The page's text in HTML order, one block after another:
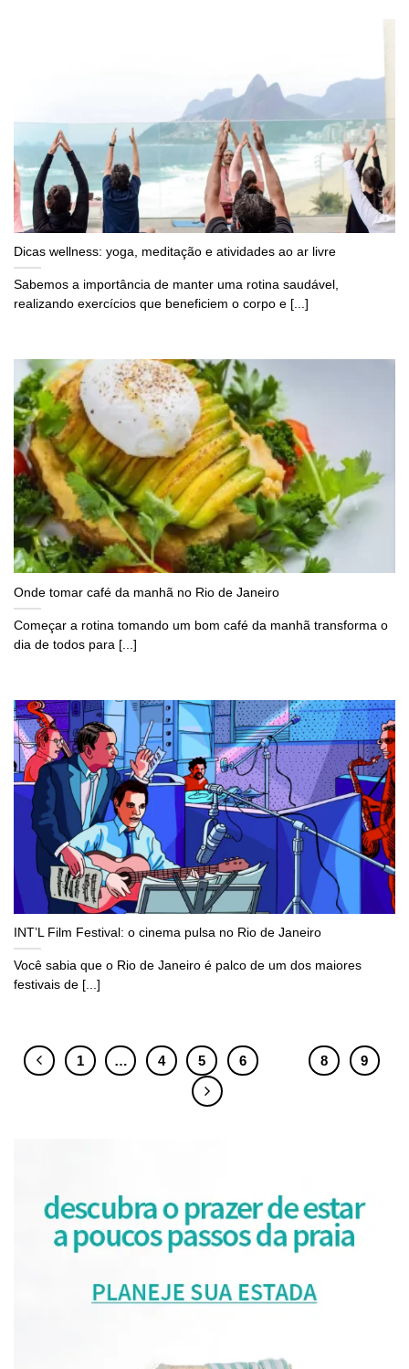
Dicas wellness: yoga, meditação e atividades ao ar livre
Sabemos a importância de manter uma rotina saudável,
realizando exercícios que beneficiem o corpo e [...]
Onde tomar café da manhã no Rio de Janeiro
Começar a rotina tomando um bom café da manhã transforma o
dia de todos para [...]
INT’L Film Festival: o cinema pulsa no Rio de Janeiro
Você sabia que o Rio de Janeiro é palco de um dos maiores
festivais de [...]
1 … 4 5 6 8 9